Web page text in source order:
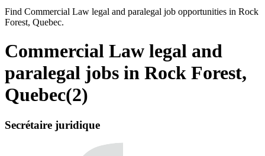
Find Commercial Law legal and paralegal job opportunities in Rock
Forest, Quebec.
Commercial Law legal and
paralegal jobs in Rock Forest,
Quebec(2)
Secrétaire juridique